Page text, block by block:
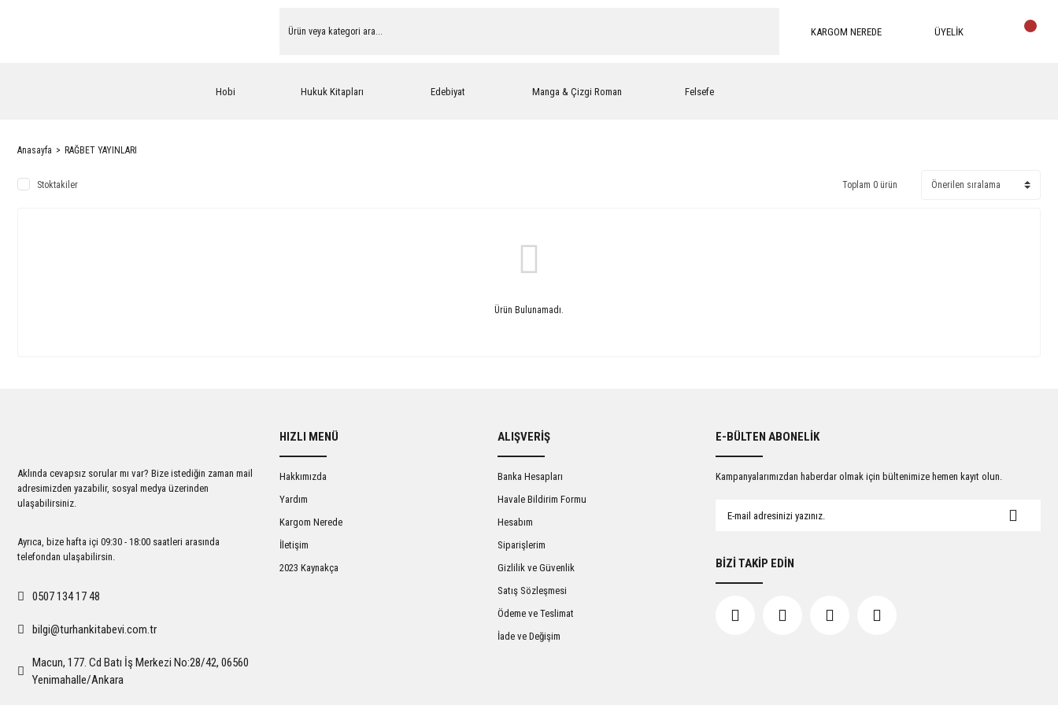
KARGOM NEREDE ÜYELİK
Hobi Hukuk Kitapları Edebiyat Manga & Çizgi Roman Felsefe
Anasayfa RAĞBET YAYINLARI
Stoktakiler Toplam 0 ürün
Ürün Bulunamadı.
Aklında cevapsız sorular mı var? Bize istediğin zaman mail
adresimizden yazabilir, sosyal medya üzerinden
ulaşabilirsiniz.
Ayrıca, bize hafta içi 09:30 - 18:00 saatleri arasında
telefondan ulaşabilirsin.
0507 134 17 48
bilgi@turhankitabevi.com.tr
Macun, 177. Cd Batı İş Merkezi No:28/42, 06560
Yenimahalle/Ankara
HIZLI MENÜ
Hakkımızda
Yardım
Kargom Nerede
İletişim
2023 Kaynakça
ALIŞVERİŞ
Banka Hesapları
Havale Bildirim Formu
Hesabım
Siparişlerim
Gizlilik ve Güvenlik
Satış Sözleşmesi
Ödeme ve Teslimat
İade ve Değişim
E-BÜLTEN ABONELİK
Kampanyalarımızdan haberdar olmak için bültenimize hemen kayıt olun.
BİZİ TAKİP EDİN